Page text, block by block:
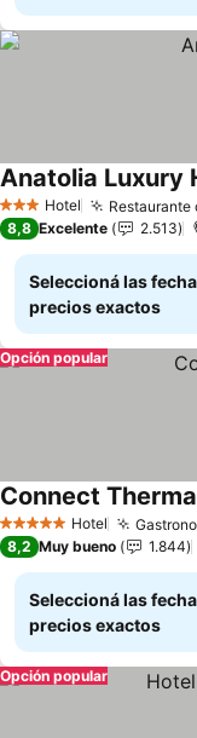
3 Estrellas
Hotel Restaurante
Anatolia Luxury
8,8 Excelente 2.513
Seleccioná las
precios exactos
Opción popular
5 Estrellas Hotel
Connect
8,2 Muy bueno 1.844
Seleccioná las
precios exactos
Opción popular